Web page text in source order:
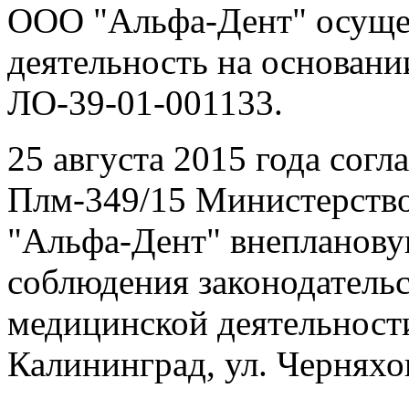
ООО "Альфа-Дент"
деятельность на
ЛО-39-01-001133.
25 августа 2015 года
Плм-349/15
"Альфа-Дент"
соблюдения
медицинской
Калининград, ул.